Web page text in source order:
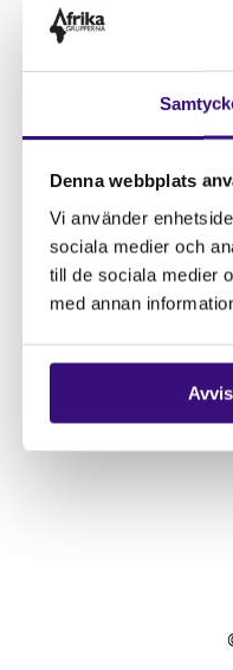
Denna webbplats
Vi använder
sociala medier och
till de sociala medier
med annan
STÖD OSS
Engagera dig
Vårt arbete
Gåvoshop